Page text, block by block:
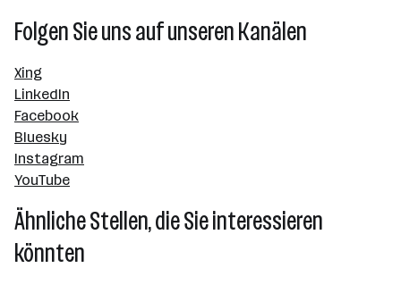
Folgen Sie uns auf unseren Kanälen
Xing
LinkedIn
Facebook
Bluesky
Instagram
YouTube
Ähnliche Stellen, die Sie interessieren
könnten